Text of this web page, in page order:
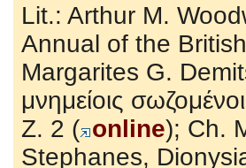
Lit.: Arthur M.
Annual of the
Margarites G.
μνημείοις
Z. 2 ( online); Ch.
Stephanes,